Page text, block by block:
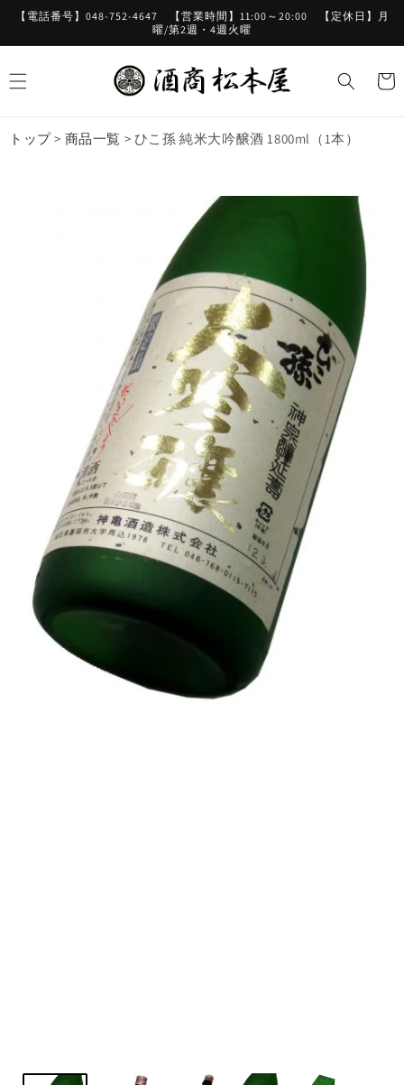
ンツに
【電話番号】048-752-4647 【営業時間】11:00～20:00 【定休日】月
曜/第2週・4週火曜
ー
トップ> 商品一覧 > ひこ孫 純米大吟醸酒 1800ml（1本）